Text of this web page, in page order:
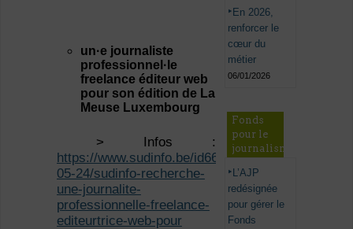
un·e journaliste
professionnel·le
freelanceéditeur web
pour son édition de La
Meuse Luxembourg
> Infos :
https://www.sudinfo.be/id668937/article/2023-
05-24/sudinfo-recherche-
une-journalite-
professionnelle-freelance-
editeurtrice-web-pour
En 2026,
renforcer le
cœur du
métier
06/01/2026
Fonds
pour le
journalisme
L’AJP
redésignée
pour gérer le
Fonds